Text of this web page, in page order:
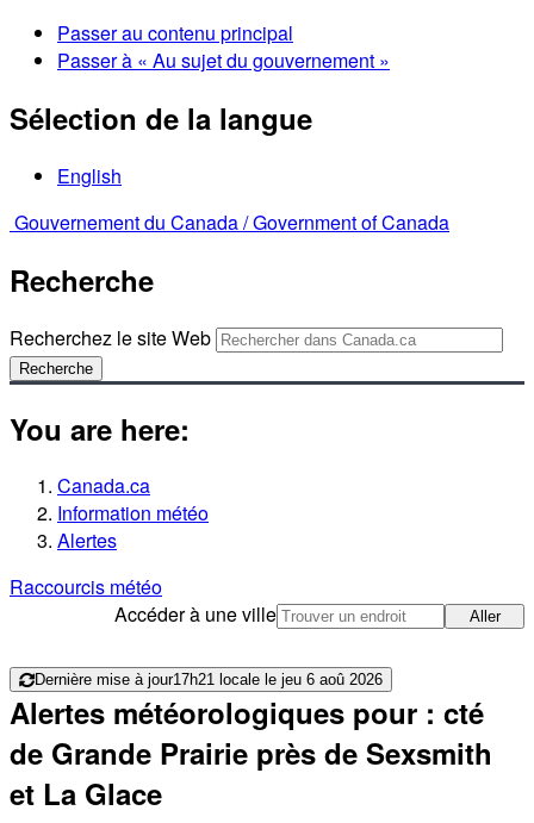
Passer au contenu principal
Passer à « Au sujet du gouvernement »
Sélection de la langue
English
Gouvernement du Canada /Government of Canada
Recherche
Recherchez le site Web
Recherche
You are here:
Canada.ca
Information météo
Alertes
Raccourcis météo
Accéder à une ville
Aller
Dernière mise à jour17h21 locale le jeu 6 aoû 2026
Alertes météorologiques pour : cté
de Grande Prairie près de Sexsmith
et La Glace